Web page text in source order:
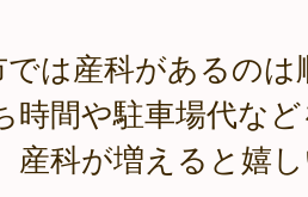
は産科があるのは
時間や駐車場代な
産科が増えると嬉